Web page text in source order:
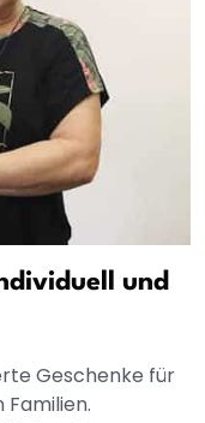
und
Geschenke für